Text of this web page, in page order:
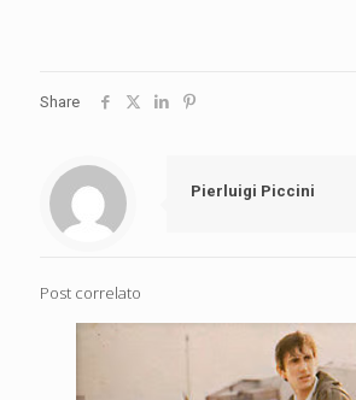
Share
Pierluigi Piccini
Post correlato